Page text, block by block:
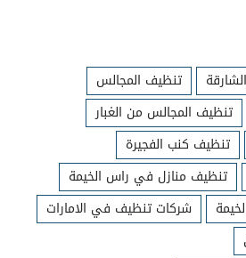
تنظيف المجالس
تنظيف المجالس من الغبار
تنظيف كنب الفجيرة
تنظيف منازل في راس الخيمة
شركات تنظيف في الامارات